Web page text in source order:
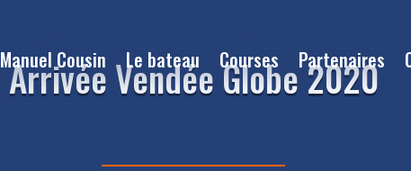
Manuel Cousin Le bateau Courses Partenaires
Arrivée Vendée Globe 2020